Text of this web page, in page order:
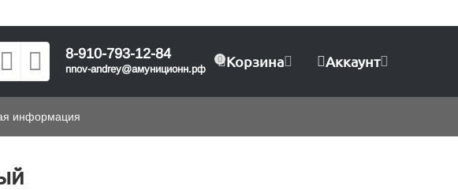
8-910-793-12-84
nnov-andrey@амуниционн.рф
0 Корзина Аккаунт
информация